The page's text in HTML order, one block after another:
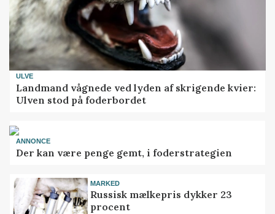
ULVE
Landmand vågnede ved lyden af skrigende kvier:
Ulven stod på foderbordet
ANNONCE
Der kan være penge gemt, i foderstrategien
MARKED
Russisk mælkepris dykker 23
procent